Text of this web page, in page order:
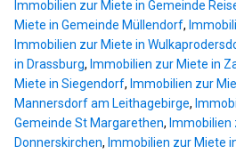
Immobilien zur Miete in Gemeinde
Miete in Gemeinde Müllendorf,
Immobilien zur Miete in
in Drassburg, Immobilien zur Miete in
Miete in Siegendorf, Immobilien zur
Mannersdorf am Leithagebirge,
Gemeinde St Margarethen, Immobilien
Donnerskirchen, Immobilien zur Miete